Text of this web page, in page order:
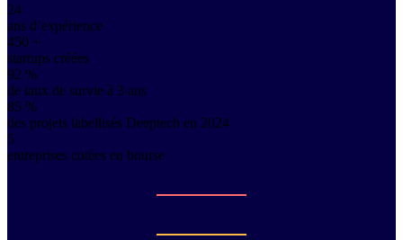
24
ans d’expérience
450 +
startups créées
92 %
de taux de survie à 3 ans
85 %
des projets labellisés Deeptech en 2024
5
entreprises cotées en bourse